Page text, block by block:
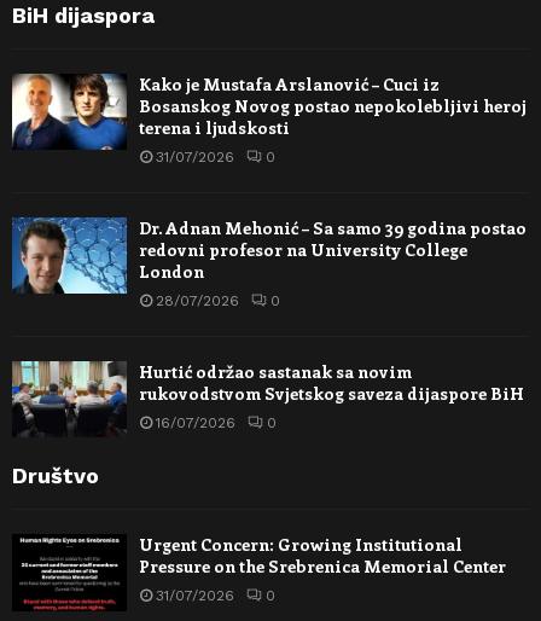
BiH dijaspora
Kako je Mustafa Arslanović – Cuci iz
Bosanskog Novog postao nepokolebljivi heroj
terena i ljudskosti
31/07/2026 0
Dr. Adnan Mehonić – Sa samo 39 godina postao
redovni profesor na University College
London
28/07/2026 0
Hurtić održao sastanak sa novim
rukovodstvom Svjetskog saveza dijaspore BiH
16/07/2026 0
Društvo
Urgent Concern: Growing Institutional
Pressure on the Srebrenica Memorial Center
31/07/2026 0